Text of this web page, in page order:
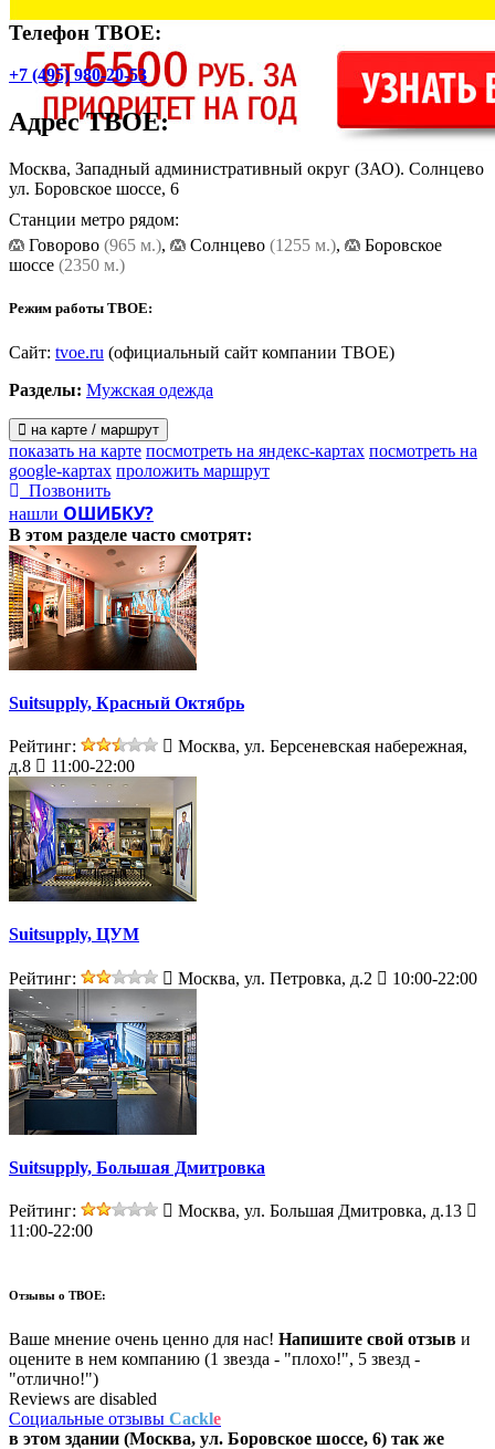
Телефон ТВОЕ:
+7 (495) 980-20-53
АдресТВОЕ:
Москва, Западный административный округ (ЗАО). Солнцево
ул. Боровское шоссе, 6
Станции метро рядом:
Говорово (965 м.), Солнцево (1255 м.),
Боровское
шоссе (2350 м.)
Режим работы ТВОЕ:
Сайт: tvoe.ru (официальный сайт компании ТВОЕ)
Разделы: Мужская одежда
на карте / маршрут
показать на карте посмотреть на яндекс-картах посмотреть на
google-картах проложить маршрут
Позвонить
нашли ОШИБКУ?
В этом разделе часто смотрят:
Suitsupply, Красный Октябрь
Рейтинг:
Москва, ул. Берсеневская набережная,
д.8
11:00-22:00
Suitsupply, ЦУМ
Рейтинг: Москва, ул. Петровка, д.2 10:00-22:00
Suitsupply, Большая Дмитровка
Рейтинг:
Москва, ул. Большая Дмитровка, д.13
11:00-22:00
Отзывы о ТВОЕ:
Ваше мнение очень ценно для нас! Напишите свой отзыв и
оцените в нем компанию (1 звезда - "плохо!", 5 звезд -
"отлично!")
Reviews are disabled
Социальные отзывы Cackle
в этом здании (Москва, ул. Боровское шоссе, 6) так же